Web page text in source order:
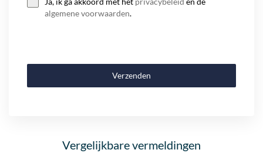
algemene voorwaarden.
Verzenden
Vergelijkbare vermeldingen